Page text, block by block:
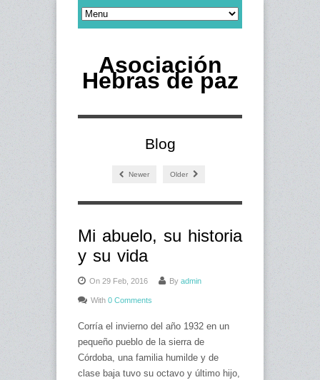
Asociación
Hebras de paz
Blog
Newer Older
Mi abuelo, su historia
y su vida
On 29 Feb, 2016 By admin
With 0 Comments
Corría el invierno del año 1932 en un
pequeño pueblo de la sierra de
Córdoba, una familia humilde y de
clase baja tuvo su octavo y último hijo,